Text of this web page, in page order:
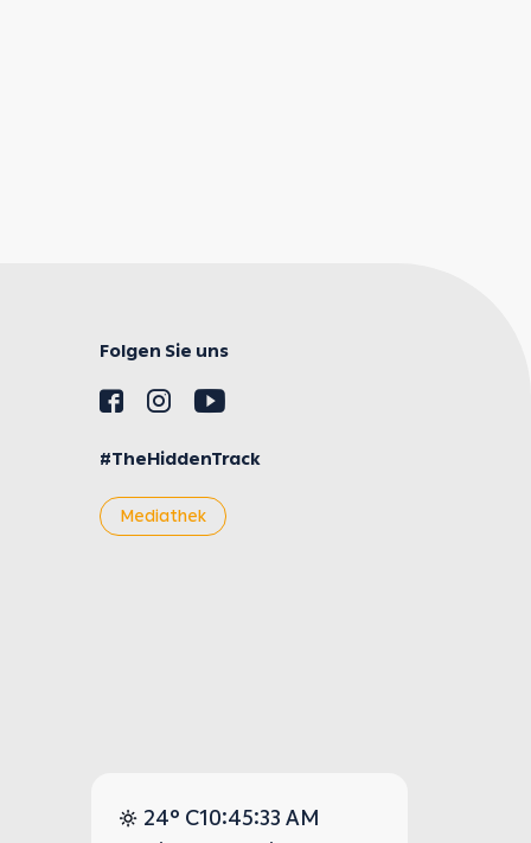
Folgen Sie uns
#TheHiddenTrack
Mediathek
24° C10:45:33 AM